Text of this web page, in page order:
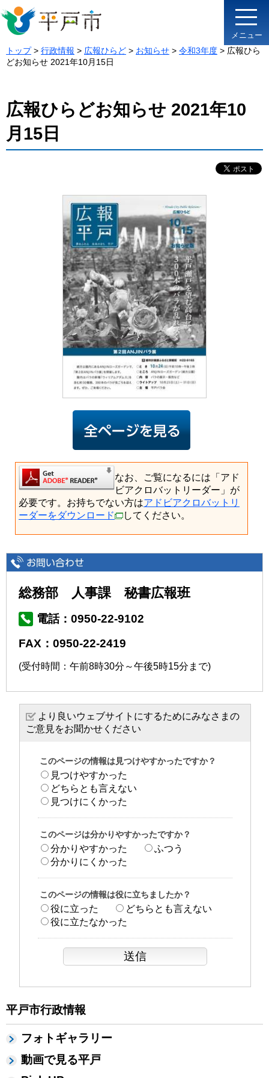
メニュー
トップ> 行政情報 > 広報ひらど > お知らせ > 令和3年度 > 広報ひら
どお知らせ 2021年10月15日
平戸市行政情報
フォトギャラリー
動画で見る平戸
広報ひらどお知らせ 2021年10
月15日
なお、ご覧になるには「アド
ビアクロバットリーダー」が
必要です。お持ちでない方はアドビアクロバットリ
ーダーをダウンロード
してください。
総務部 人事課 秘書広報班
電話：0950-22-9102
FAX：0950-22-2419
(受付時間：午前8時30分～午後5時15分まで)
より良いウェブサイトにするためにみなさまの
ご意見をお聞かせください
このページの情報は見つけやすかったですか？
見つけやすかった
どちらとも言えない
見つけにくかった
このページは分かりやすかったですか？
分かりやすかった
ふつう
分かりにくかった
このページの情報は役に立ちましたか？
役に立った
どちらとも言えない
役に立たなかった